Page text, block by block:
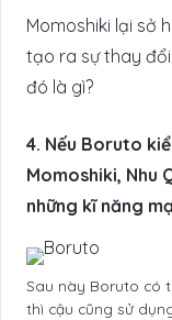
Momoshiki lại sở
tạo ra sự thay
đó là gì?
4. Nếu Boruto
Momoshiki, Nhu
những kĩ năng
Sau này Boruto có
thì cậu cũng sử